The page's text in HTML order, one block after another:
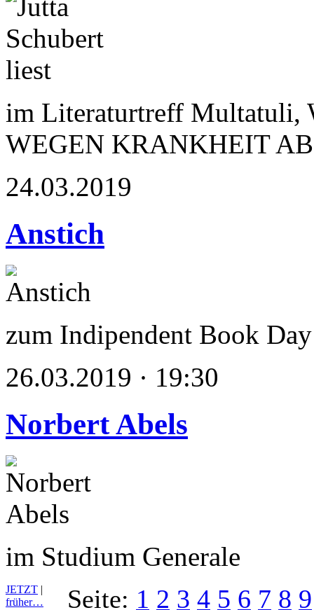
im Literaturtreff Multatuli,
WEGEN KRANKHEIT
24.03.2019
Anstich
zum Indipendent Book
26.03.2019 · 19:30
Norbert Abels
im Studium Generale
JETZT |
früher…
Seite: 1 2 3 4 5 6 7 8 9